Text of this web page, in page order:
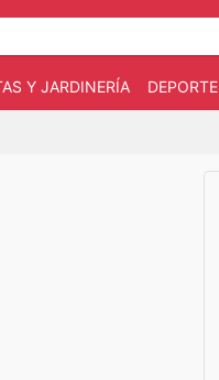
Y JARDINERÍA DEPORTE